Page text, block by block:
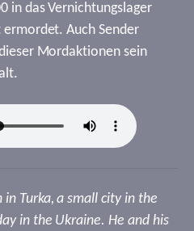
in das Vernichtungslager
Auch Sender
Mordaktionen sein
in Turka, a small city in the
in the Ukraine. He and his